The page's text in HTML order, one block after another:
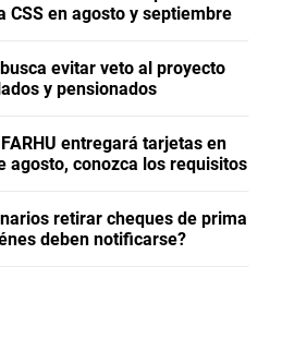
CSS en agosto y septiembre
evitar veto al proyecto
y pensionados
entregará tarjetas en
agosto, conozca los requisitos
retirar cheques de prima
deben notificarse?